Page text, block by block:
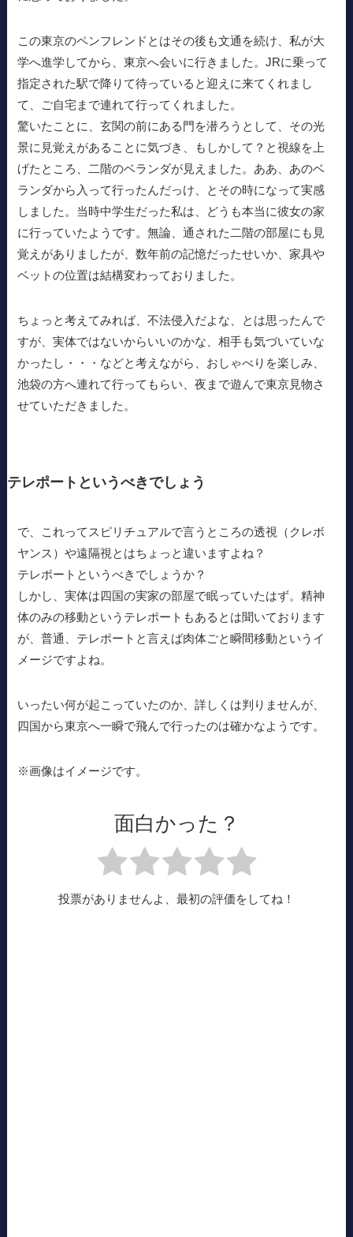
この東京のペンフレンドとはその後も文通を続け、私が大
学へ進学してから、東京へ会いに行きました。JRに乗って
指定された駅で降りて待っていると迎えに来てくれまし
て、ご自宅まで連れて行ってくれました。
驚いたことに、玄関の前にある門を潜ろうとして、その光
景に見覚えがあることに気づき、もしかして？と視線を上
げたところ、二階のベランダが見えました。ああ、あのベ
ランダから入って行ったんだっけ、とその時になって実感
しました。当時中学生だった私は、どうも本当に彼女の家
に行っていたようです。無論、通された二階の部屋にも見
覚えがありましたが、数年前の記憶だったせいか、家具や
ベットの位置は結構変わっておりました。
ちょっと考えてみれば、不法侵入だよな、とは思ったんで
すが、実体ではないからいいのかな、相手も気づいていな
かったし・・・などと考えながら、おしゃべりを楽しみ、
池袋の方へ連れて行ってもらい、夜まで遊んで東京見物さ
せていただきました。
テレポートというべきでしょう
で、これってスピリチュアルで言うところの透視（クレボ
ヤンス）や遠隔視とはちょっと違いますよね？
テレポートというべきでしょうか？
しかし、実体は四国の実家の部屋で眠っていたはず。精神
体のみの移動というテレポートもあるとは聞いております
が、普通、テレポートと言えば肉体ごと瞬間移動というイ
メージですよね。
いったい何が起こっていたのか、詳しくは判りませんが、
四国から東京へ一瞬で飛んで行ったのは確かなようです。
※画像はイメージです。
面白かった？
投票がありませんよ、最初の評価をしてね！